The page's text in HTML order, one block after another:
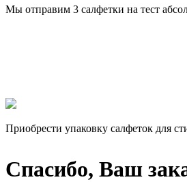
Мы отправим 3 салфетки на тест
Приобрести упаковку салфеток для
Спасибо, Ваш